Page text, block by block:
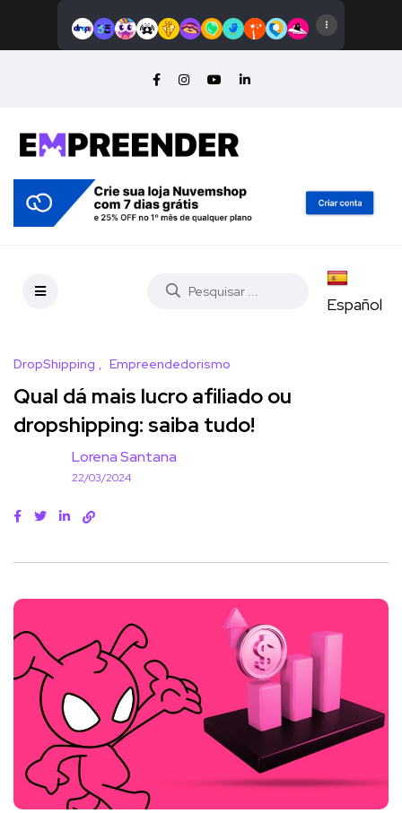
Español
DropShipping Empreendedorismo
Qual dá mais lucro afiliado ou
dropshipping: saiba tudo!
Lorena Santana
22/03/2024